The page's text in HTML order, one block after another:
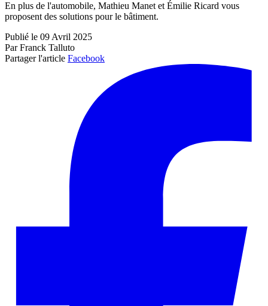
En plus de l'automobile, Mathieu Manet et Émilie Ricard vous
proposent des solutions pour le bâtiment.
Publié le 09 Avril 2025
Par Franck Talluto
Partager l'article Facebook